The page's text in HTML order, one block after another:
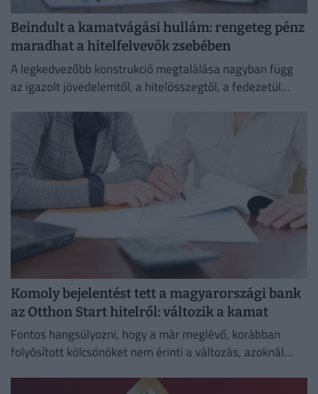
Beindult a kamatvágási hullám: rengeteg pénz
maradhat a hitelfelvevők zsebében
A legkedvezőbb konstrukció megtalálása nagyban függ
az igazolt jövedelemtől, a hitelösszegtől, a fedezetül
Komoly bejelentést tett a magyarországi bank
az Otthon Start hitelről: változik a kamat
Fontos hangsúlyozni, hogy a már meglévő, korábban
folyósított kölcsönöket nem érinti a változás, azoknál